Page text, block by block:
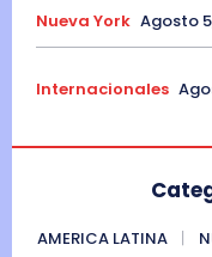
Nueva York Agosto
Internacionales
AMERICA LATINA